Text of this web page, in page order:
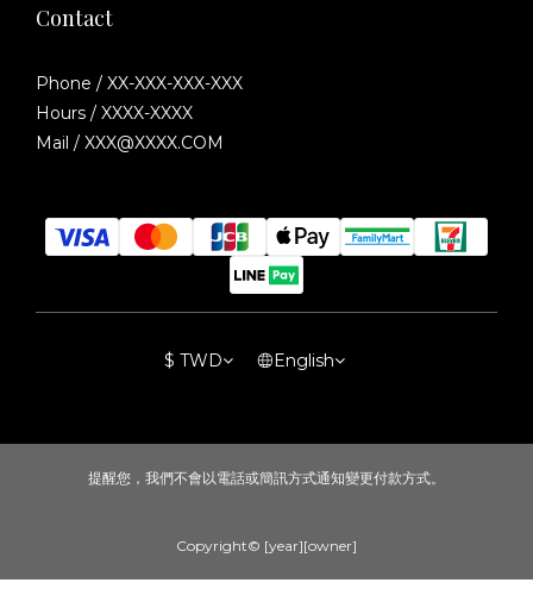
Contact
Phone / XX-XXX-XXX-XXX
Hours / XXXX-XXXX
Mail / XXX@XXXX.COM
$ TWD English
提醒您，我們不會以電話或簡訊方式通知變更付款方式。
Copyright© [year][owner]